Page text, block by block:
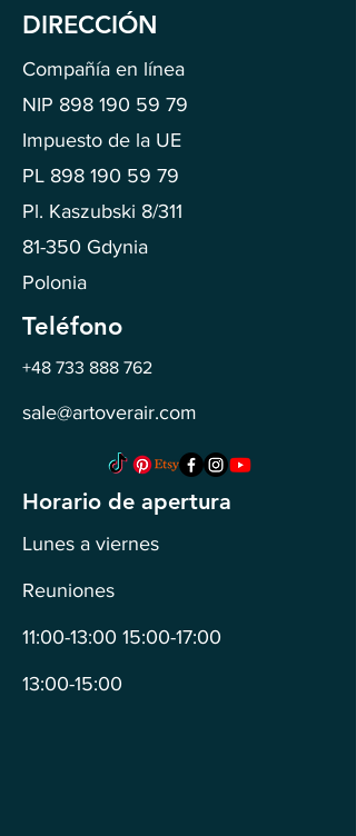
DIRECCIÓN
Compañía en línea
NIP 898 190 59 79
Impuesto de la UE
PL 898 190 59 79
Pl. Kaszubski 8/311
81-350 Gdynia
Polonia
Teléfono
+48 733 888 762
sale@artoverair.com
Horario de apertura
Lunes a viernes
Reuniones
11:00-13:00 15:00-17:00
13:00-15:00